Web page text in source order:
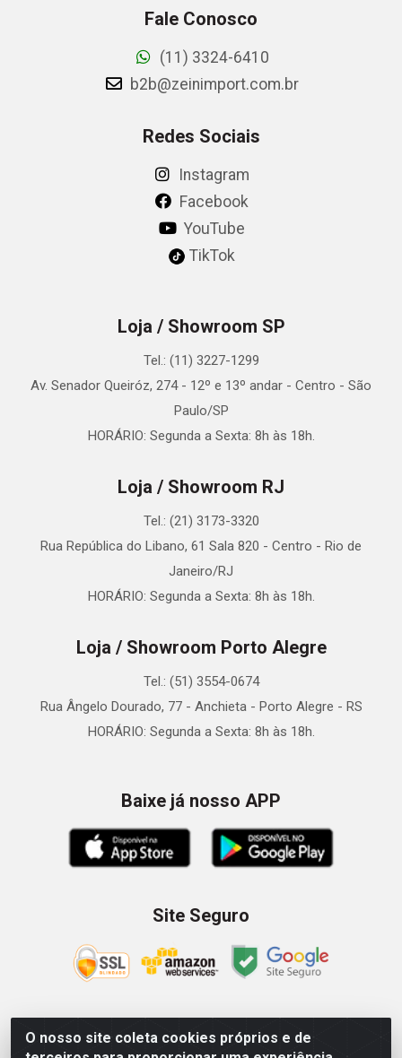
O nosso site coleta cookies próprios e de
Fale Conosco
(11) 3324-6410
b2b@zeinimport.com.br
Redes Sociais
Instagram
Facebook
YouTube
TikTok
Loja / Showroom SP
Tel.: (11) 3227-1299
Av. Senador Queiróz, 274 - 12º e 13º andar - Centro - São
Paulo/SP
HORÁRIO: Segunda a Sexta: 8h às 18h.
Loja / Showroom RJ
Tel.: (21) 3173-3320
Rua República do Libano, 61 Sala 820 - Centro - Rio de
Janeiro/RJ
HORÁRIO: Segunda a Sexta: 8h às 18h.
Loja / Showroom Porto Alegre
Tel.: (51) 3554-0674
Rua Ângelo Dourado, 77 - Anchieta - Porto Alegre - RS
HORÁRIO: Segunda a Sexta: 8h às 18h.
Baixe já nosso APP
Site Seguro
Zein Importação e Comércio LTDA - Av. Senador Queiróz, 274